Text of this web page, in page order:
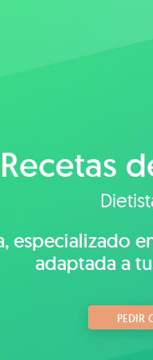
Recetas
especializado
adaptada a
PEDIR